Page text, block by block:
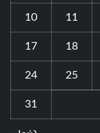
10 11
17 18
24 25
31